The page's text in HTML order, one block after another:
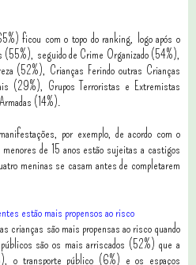
ficou com o topo do ranking, logo após o
(55%), seguido de Crime Organizado (54%),
(52%), Crianças Ferindo outras Crianças
(29%), Grupos Terroristas e Extremistas
(14%).
por exemplo, de acordo com o
de 15 anos estão sujeitas a castigos
meninas se casam antes de completarem
estão mais propensos ao risco
crianças são mais propensas ao risco quando
são os mais arriscados (52%) que a
o transporte público (6%) e os espaços